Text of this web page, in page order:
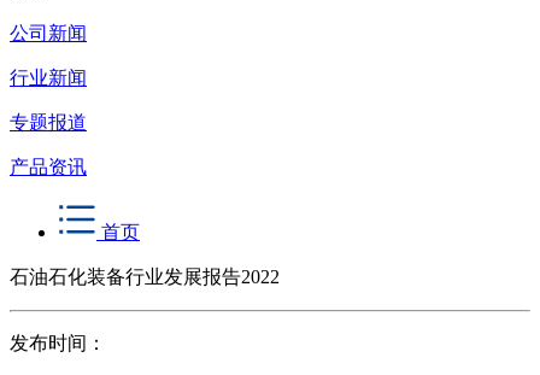
公司新闻
行业新闻
专题报道
产品资讯
首页
石油石化装备行业发展报告2022
发布时间：